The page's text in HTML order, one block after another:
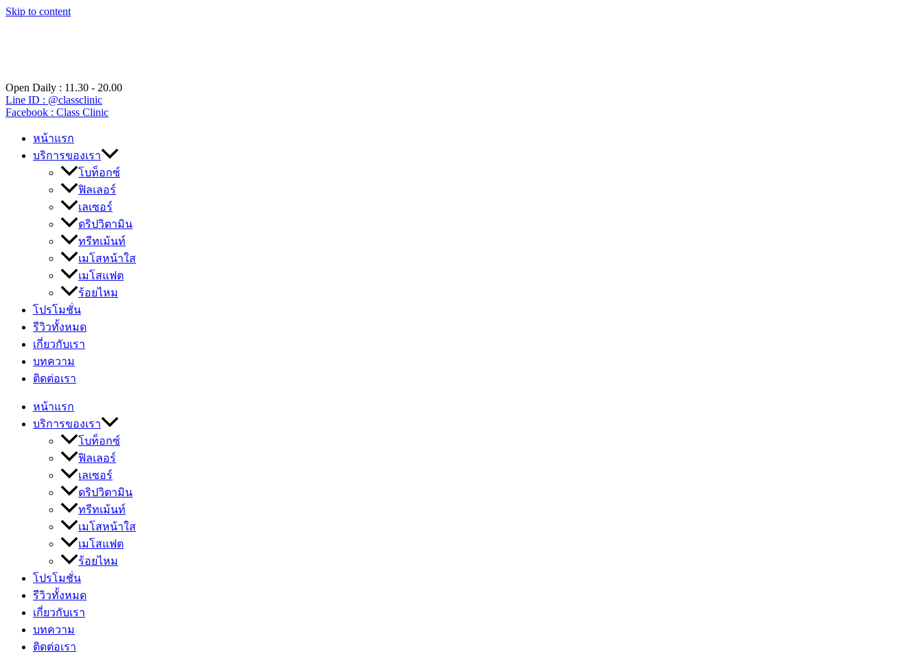
Skip to content
Open Daily : 11.30 - 20.00
Line ID : @classclinic​
Facebook : Class Clinic
หน้าแรก
บริการของเรา
โบท็อกซ์
ฟิลเลอร์
เลเซอร์
ดริปวิตามิน
ทรีทเม้นท์
เมโสหน้าใส
เมโสแฟต
ร้อยไหม
โปรโมชั่น
รีวิวทั้งหมด
เกี่ยวกับเรา
บทความ
ติดต่อเรา
หน้าแรก
บริการของเรา
โบท็อกซ์
ฟิลเลอร์
เลเซอร์
ดริปวิตามิน
ทรีทเม้นท์
เมโสหน้าใส
เมโสแฟต
ร้อยไหม
โปรโมชั่น
รีวิวทั้งหมด
เกี่ยวกับเรา
บทความ
ติดต่อเรา